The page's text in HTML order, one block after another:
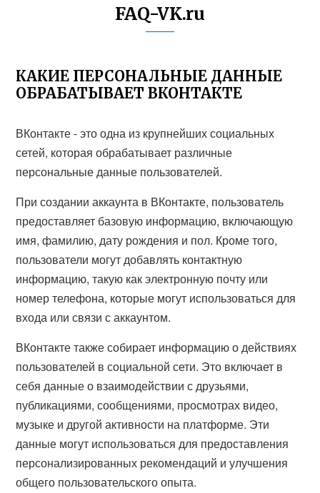
FAQ-VK.ru
КАКИЕ ПЕРСОНАЛЬНЫЕ ДАННЫЕ
ОБРАБАТЫВАЕТ ВКОНТАКТЕ
ВКонтакте - это одна из крупнейших социальных
сетей, которая обрабатывает различные
персональные данные пользователей.
При создании аккаунта в ВКонтакте, пользователь
предоставляет базовую информацию, включающую
имя, фамилию, дату рождения и пол. Кроме того,
пользователи могут добавлять контактную
информацию, такую как электронную почту или
номер телефона, которые могут использоваться для
входа или связи с аккаунтом.
ВКонтакте также собирает информацию о действиях
пользователей в социальной сети. Это включает в
себя данные о взаимодействии с друзьями,
публикациями, сообщениями, просмотрах видео,
музыке и другой активности на платформе. Эти
данные могут использоваться для предоставления
персонализированных рекомендаций и улучшения
общего пользовательского опыта.